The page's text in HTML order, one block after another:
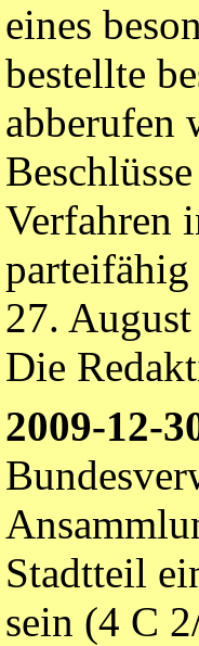
eines
bestellte
abberufen
Verfahren
27.
Die
2009-12-
Stadtteil
sein (4 C